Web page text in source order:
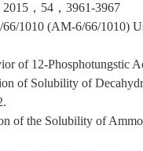
2015，54，3961-3967
1010 (AM-6/66/1010)
of 12-Phosphotungstic
of Solubility of
of the Solubility of